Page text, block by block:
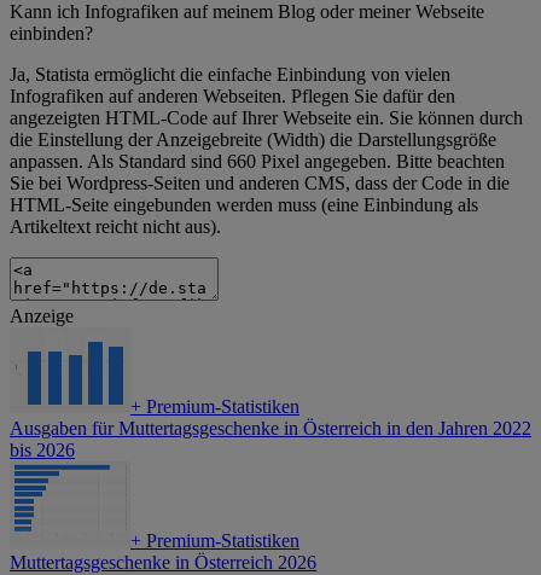
Kann ich Infografiken auf meinem Blog oder meiner Webseite
einbinden?
Ja, Statista ermöglicht die einfache Einbindung von vielen
Infografiken auf anderen Webseiten. Pflegen Sie dafür den
angezeigten HTML-Code auf Ihrer Webseite ein. Sie können durch
die Einstellung der Anzeigebreite (Width) die Darstellungsgröße
anpassen. Als Standard sind 660 Pixel angegeben. Bitte beachten
Sie bei Wordpress-Seiten und anderen CMS, dass der Code in die
HTML-Seite eingebunden werden muss (eine Einbindung als
Artikeltext reicht nicht aus).
Anzeige
+ Premium-Statistiken
Ausgaben für Muttertagsgeschenke in Österreich in den Jahren 2022
bis 2026
+ Premium-Statistiken
Muttertagsgeschenke in Österreich 2026